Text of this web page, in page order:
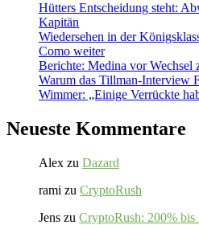
Hütters Entscheidung steht:
Kapitän
Wiedersehen in der
Como weiter
Berichte: Medina vor Wechsel
Warum das Tillman-Interview
Wimmer: „Einige Verrückte
Neueste Kommentare
Alex zu Dazard
rami zu CryptoRush
Jens zu CryptoRush: 200% bis